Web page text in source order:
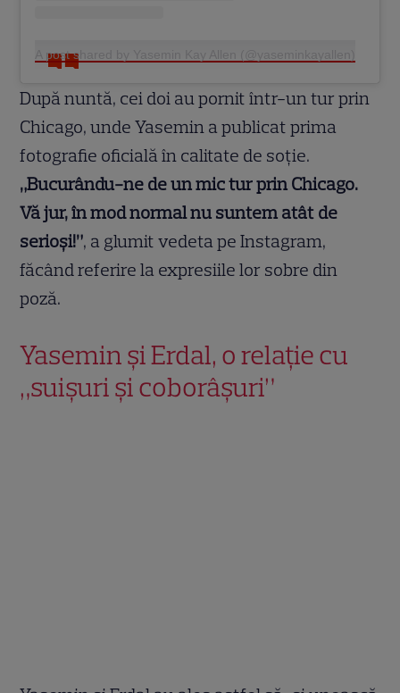
A post shared by Yasemin Kay Allen (@yaseminkayallen)
După nuntă, cei doi au pornit într-un tur prin
Chicago, unde Yasemin a publicat prima
fotografie oficială în calitate de soție.
„Bucurându-ne de un mic tur prin Chicago.
Vă jur, în mod normal nu suntem atât de
serioși!”, a glumit vedeta pe Instagram,
făcând referire la expresiile lor sobre din
poză.
Yasemin și Erdal, o relație cu
„suișuri și coborâșuri”